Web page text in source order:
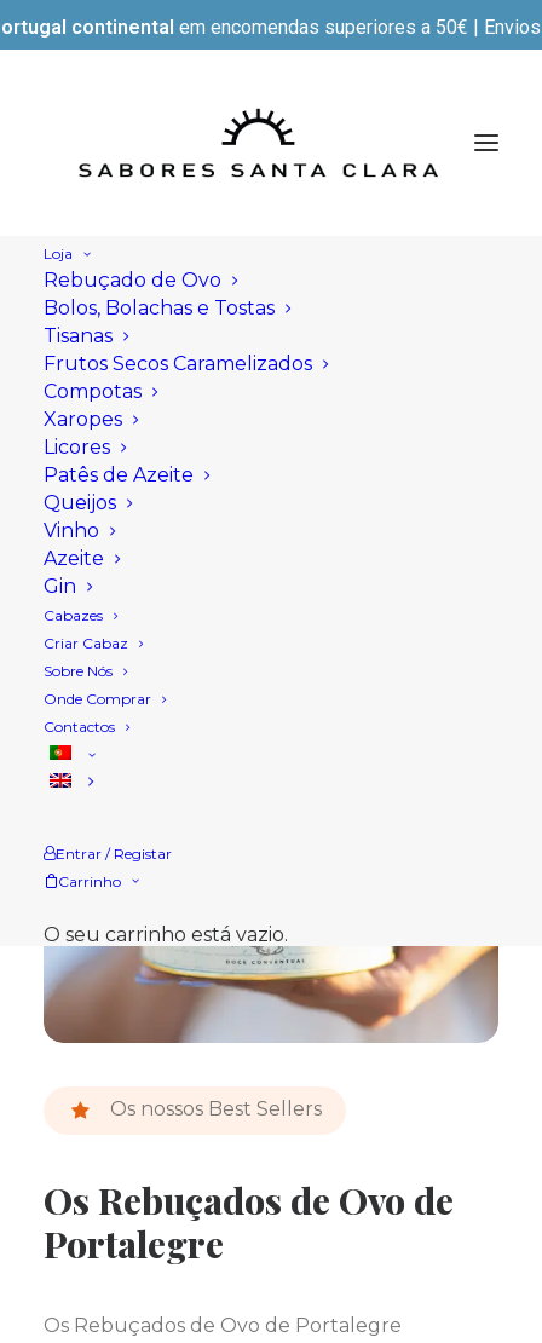
continental em encomendas superiores a 50€ |
Loja
Rebuçado de Ovo
Bolos, Bolachas e Tostas
Tisanas
Frutos Secos Caramelizados
Compotas
Xaropes
Licores
Patês de Azeite
Queijos
Vinho
Azeite
Gin
Cabazes
Criar Cabaz
Sobre Nós
Onde Comprar
Contactos
Entrar / Registar
Carrinho
O seu carrinho está vazio.
Os nossos Best Sellers
Os Rebuçados de Ovo de
Portalegre
Os Rebuçados de Ovo de Portalegre